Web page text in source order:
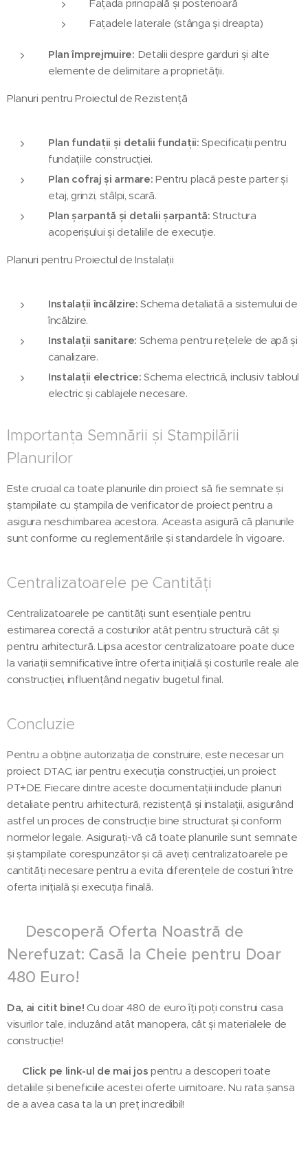
Fațada principală și posterioară
Fațadele laterale (stânga și dreapta)
Plan împrejmuire: Detalii despre garduri și alte
elemente de delimitare a proprietății.
Planuri pentru Proiectul de Rezistență
Plan fundații și detalii fundații: Specificații pentru
fundațiile construcției.
Plan cofraj și armare: Pentru placă peste parter și
etaj, grinzi, stâlpi, scară.
Plan șarpantă și detalii șarpantă: Structura
acoperișului și detaliile de execuție.
Planuri pentru Proiectul de Instalații
Instalații încălzire: Schema detaliată a sistemului de
încălzire.
Instalații sanitare: Schema pentru rețelele de apă și
canalizare.
Instalații electrice: Schema electrică, inclusiv tabloul
electric și cablajele necesare.
Importanța Semnării și Ștampilării
Planurilor
Este crucial ca toate planurile din proiect să fie semnate și
ștampilate cu ștampila de verificator de proiect pentru a
asigura neschimbarea acestora. Aceasta asigură că planurile
sunt conforme cu reglementările și standardele în vigoare.
Centralizatoarele pe Cantități
Centralizatoarele pe cantități sunt esențiale pentru
estimarea corectă a costurilor atât pentru structură cât și
pentru arhitectură. Lipsa acestor centralizatoare poate duce
la variații semnificative între oferta inițială și costurile reale ale
construcției, influențând negativ bugetul final.
Concluzie
Pentru a obține autorizația de construire, este necesar un
proiect DTAC, iar pentru execuția construcției, un proiect
PT+DE. Fiecare dintre aceste documentații include planuri
detaliate pentru arhitectură, rezistență și instalații, asigurând
astfel un proces de construcție bine structurat și conform
normelor legale. Asigurați-vă că toate planurile sunt semnate
și ștampilate corespunzător și că aveți centralizatoarele pe
cantități necesare pentru a evita diferențele de costuri între
oferta inițială și execuția finală.
‼️Descoperă Oferta Noastră de
Nerefuzat: Casă la Cheie pentru Doar
480 Euro! 🎉
Da, ai citit bine! Cu doar 480 de euro îți poți construi casa
visurilor tale, incluzând atât manopera, cât și materialele de
construcție!
Click pe link-ul de mai jos pentru a descoperi toate
detaliile și beneficiile acestei oferte uimitoare. Nu rata șansa
de a avea casa ta la un preț incredibil!